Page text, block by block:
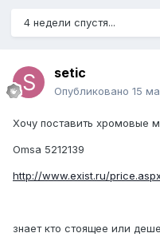
4 недели спустя...
setic
Опубликовано 15
Хочу поставить хромовые
Omsa 5212139
http://www.exist.ru/
знает кто стоящее или